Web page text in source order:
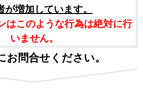
が増加しています。
はこのような行為は絶対に行
いません。
お問合せください。